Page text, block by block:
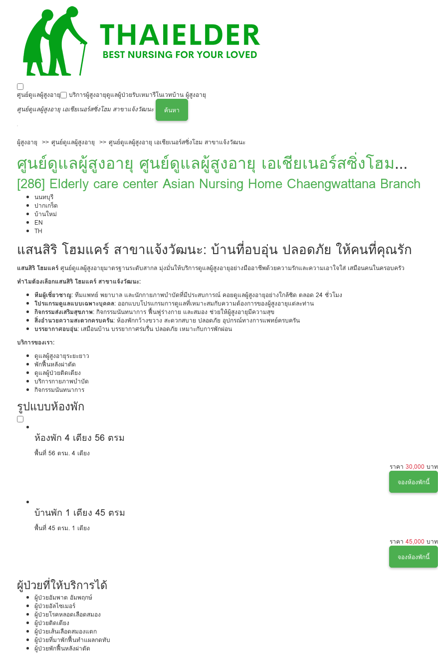
ศูนย์ดูแลผู้สูงอายุ บริการผู้สูงอายุดูแลผู้ป่วยรับเหมารีโนเวทบ้าน ผู้สูงอายุ
ศูนย์ดูแลผู้สูงอายุ เอเชียเนอร์สซิ่งโฮม สาขาแจ้งวัฒนะ
ค้นหา
ผู้สูงอายุ ศูนย์ดูแลผู้สูงอายุ ศูนย์ดูแลผู้สูงอายุ เอเชียเนอร์สซิ่งโฮม สาขาแจ้งวัฒนะ
ศูนย์ดูแลผู้สูงอายุ ศูนย์ดูแลผู้สูงอายุ เอเชียเนอร์สซิ่งโฮม
สาขาแจ้งวัฒนะ
[286] Elderly care center Asian Nursing Home Chaengwattana Branch
นนทบุรี
ปากเกร็ด
บ้านใหม่
EN
TH
แสนสิริ โฮมแคร์ สาขาแจ้งวัฒนะ: บ้านที่อบอุ่น ปลอดภัย ให้คนที่คุณรัก
แสนสิริ โฮมแคร์ศูนย์ดูแลผู้สูงอายุมาตรฐานระดับสากล มุ่งมั่นให้บริการดูแลผู้สูงอายุอย่างมืออาชีพด้วยความรักและความเอาใจใส่ เสมือนคนในครอบครัว
ทำไมต้องเลือกแสนสิริ โฮมแคร์ สาขาแจ้งวัฒนะ:
ทีมผู้เชี่ยวชาญ: ทีมแพทย์ พยาบาล และนักกายภาพบำบัดที่มีประสบการณ์ คอยดูแลผู้สูงอายุอย่างใกล้ชิด ตลอด 24 ชั่วโมง
โปรแกรมดูแลแบบเฉพาะบุคคล: ออกแบบโปรแกรมการดูแลที่เหมาะสมกับความต้องการของผู้สูงอายุแต่ละท่าน
กิจกรรมส่งเสริมสุขภาพ: กิจกรรมนันทนาการ ฟื้นฟูร่างกาย และสมอง ช่วยให้ผู้สูงอายุมีความสุข
สิ่งอำนวยความสะดวกครบครัน: ห้องพักกว้างขวาง สะดวกสบาย ปลอดภัย อุปกรณ์ทางการแพทย์ครบครัน
บรรยากาศอบอุ่น: เสมือนบ้าน บรรยากาศร่มรื่น ปลอดภัย เหมาะกับการพักผ่อน
บริการของเรา:
ดูแลผู้สูงอายุระยะยาว
พักฟื้นหลังผ่าตัด
ดูแลผู้ป่วยติดเตียง
บริการกายภาพบำบัด
กิจกรรมนันทนาการ
รูปแบบห้องพัก
ห้องพัก 4 เตียง 56 ตรม
พื้นที่ 56 ตรม. 4 เตียง
ราคา30,000 บาท
จองห้องพักนี้
บ้านพัก 1 เตียง 45 ตรม
พื้นที่ 45 ตรม. 1 เตียง
ราคา45,000 บาท
จองห้องพักนี้
ผู้ป่วยที่ให้บริการได้
ผู้ป่วยอัมพาต อัมพฤกษ์
ผู้ป่วยอัลไซเมอร์
ผู้ป่วยโรคหลอดเลือดสมอง
ผู้ป่วยติดเตียง
ผู้ป่วยเส้นเลือดสมองแตก
ผู้ป่วยที่มาพักฟื้นทำแผลกดทับ
ผู้ป่วยพักฟื้นหลังผ่าตัด